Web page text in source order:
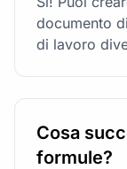
documento
di lavoro
Cosa
formule?